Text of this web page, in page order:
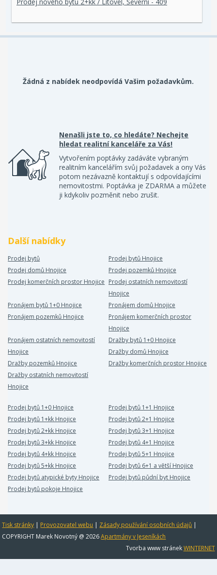
Žádná z nabídek neodpovídá Vašim požadavkům.
Nenašli jste to, co hledáte? Nechejte
hledat realitní kanceláře za Vás!
Vytvořením poptávky zadáváte vybraným
realitním kancelářím svůj požadavek a ony Vás
potom nezávazně kontaktují s odpovídajícími
nemovitostmi. Poptávka je ZDARMA a můžete
ji kdykoliv pozměnit nebo zrušit.
Další nabídky
Prodej bytů
Prodej bytů Hnojice
Prodej domů Hnojice
Prodej pozemků Hnojice
Prodej komerčních prostor Hnojice Prodej ostatních nemovitostí
Hnojice
Pronájem bytů 1+0 Hnojice
Pronájem domů Hnojice
Pronájem pozemků Hnojice
Pronájem komerčních prostor
Hnojice
Pronájem ostatních nemovitostí
Hnojice
Dražby bytů 1+0 Hnojice
Dražby domů Hnojice
Dražby pozemků Hnojice
Dražby komerčních prostor Hnojice
Dražby ostatních nemovitostí
Hnojice
Prodej bytů 1+0 Hnojice
Prodej bytů 1+1 Hnojice
Prodej bytů 1+kk Hnojice
Prodej bytů 2+1 Hnojice
Prodej bytů 2+kk Hnojice
Prodej bytů 3+1 Hnojice
Prodej bytů 3+kk Hnojice
Prodej bytů 4+1 Hnojice
Prodej bytů 4+kk Hnojice
Prodej bytů 5+1 Hnojice
Prodej bytů 5+kk Hnojice
Prodej bytů 6+1 a větší Hnojice
Prodej bytů atypické byty Hnojice
Prodej bytů půdní byt Hnojice
Prodej bytů pokoje Hnojice
Tisk stránky | Provozovatel webu | Zásady používání osobních údajů |
COPYRIGHT Marek Novotný @ 2026Apartmány v Jeseníkách
Tvorba www stránekWINTERNET